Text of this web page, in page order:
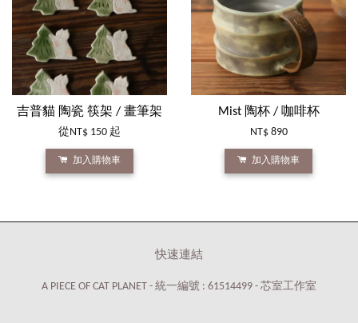
吉普貓 陶瓷 筷架 / 畫筆架
從 NT$ 150 起
加入購物車
Mist 陶杯 / 咖啡杯
NT$ 890
加入購物車
快速連結
A PIECE OF CAT PLANET - 統一編號 : 61514499 - 芯室工作室